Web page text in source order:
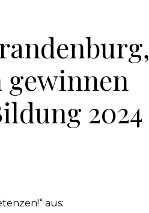
2024
aus: